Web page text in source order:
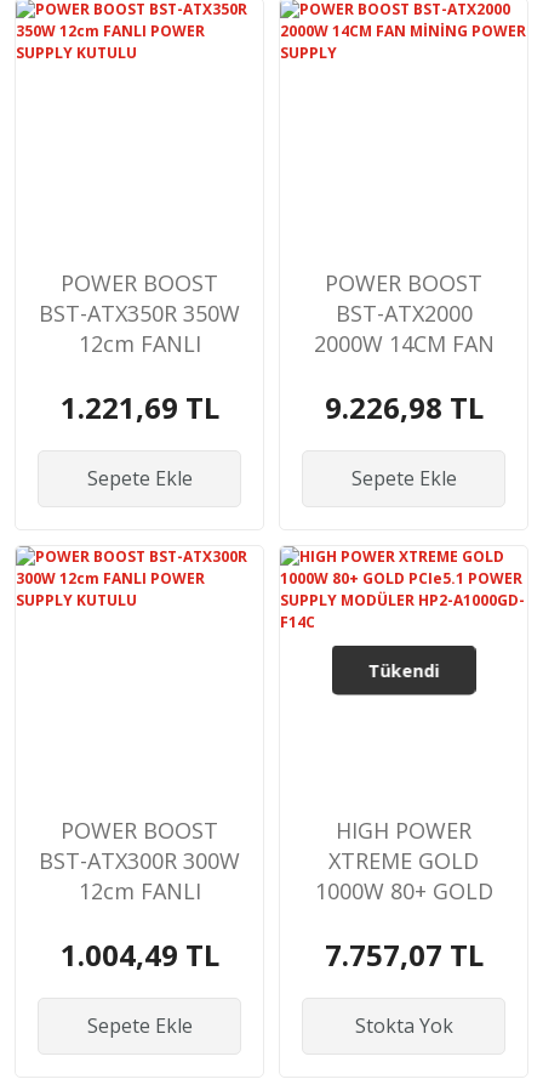
POWER BOOST
BST-ATX350R 350W
12cm FANLI
KUTULU
1.221,69 TL
Sepete Ekle
POWER BOOST
BST-ATX2000
2000W 14CM FAN
SUPPLY
9.226,98 TL
Sepete Ekle
POWER BOOST
BST-ATX300R 300W
12cm FANLI
KUTULU
1.004,49 TL
Sepete Ekle
Tükendi
HIGH POWER
XTREME GOLD
1000W 80+ GOLD
SUPPLY MODÜLER
7.757,07 TL
Stokta Yok